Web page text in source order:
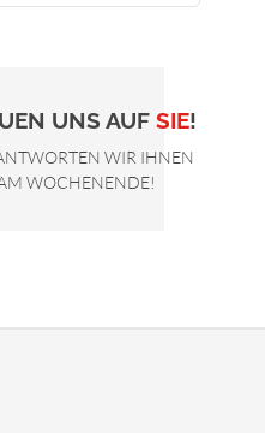
UNS AUF SIE!
WIR IHNEN
WOCHENENDE!